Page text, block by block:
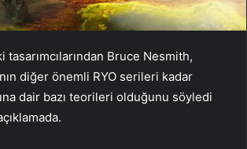
tasarımcılarından Bruce Nesmith,
diğer önemli RYO serileri kadar
dair bazı teorileri olduğunu söyledi